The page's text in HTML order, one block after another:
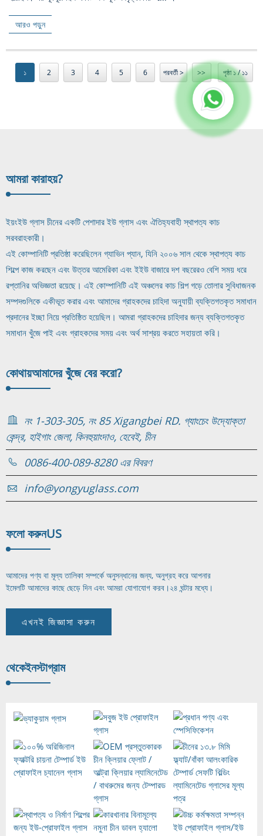
আরও পড়ুন
১ 2 3 4 5 6 পরবর্তী > >> পৃষ্ঠা ১ / ১১
আমরা কারাহয়?
ইয়ংইউ গ্লাস চীনের একটি পেশাদার ইউ গ্লাস এবং ঐতিহ্যবাহী স্থাপত্য কাচ
সরবরাহকারী।
এই কোম্পানিটি প্রতিষ্ঠা করেছিলেন গ্যাভিন প্যান, যিনি ২০০৬ সাল থেকে স্থাপত্য কাচ
শিল্পে কাজ করছেন এবং উত্তর আমেরিকা এবং ইইউ বাজারে দশ বছরেরও বেশি সময় ধরে
রপ্তানির অভিজ্ঞতা রয়েছে। এই কোম্পানিটি এই অঞ্চলের কাচ শিল্প গড়ে তোলার সুবিধাজনক
সম্পদগুলিকে একীভূত করার এবং আমাদের গ্রাহকদের চাহিদা অনুযায়ী ব্যক্তিগতকৃত সমাধান
প্রদানের ইচ্ছা নিয়ে প্রতিষ্ঠিত হয়েছিল। আমরা গ্রাহকদের চাহিদার জন্য ব্যক্তিগতকৃত
সমাধান খুঁজে পাই এবং গ্রাহকদের সময় এবং অর্থ সাশ্রয় করতে সহায়তা করি।
কোথায়আমাদের খুঁজে বের করো?
নং 1-303-305, নং 85 Xigangbei RD. গ্যাংচেং উদ্যোক্তা
কেন্দ্র, হাইগাং জেলা, কিনহুয়াংদাও, হেবেই, চীন
0086-400-089-8280 এর বিবরণ
info@yongyuglass.com
ফলো করুনUS
আমাদের পণ্য বা মূল্য তালিকা সম্পর্কে অনুসন্ধানের জন্য, অনুগ্রহ করে আপনার
ইমেলটি আমাদের কাছে ছেড়ে দিন এবং আমরা যোগাযোগ করব।২৪ ঘন্টার মধ্যে।
এখনই জিজ্ঞাসা করুন
থেকেইনস্টাগ্রাম